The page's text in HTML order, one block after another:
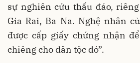
sự nghiên cứu thấu đáo,
Gia Rai, Ba Na. Nghệ nhân
được cấp giấy chứng nhận
chiêng cho dân tộc đó”.